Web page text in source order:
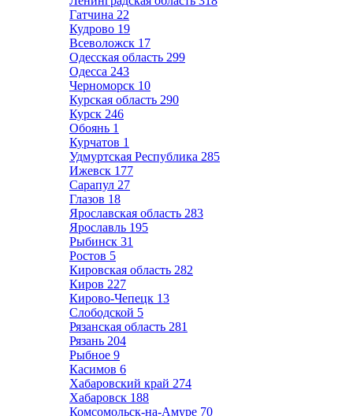
Гатчина 22
Кудрово 19
Всеволожск 17
Одесская область 299
Одесса 243
Черноморск 10
Курская область 290
Курск 246
Обоянь 1
Курчатов 1
Удмуртская Республика 285
Ижевск 177
Сарапул 27
Глазов 18
Ярославская область 283
Ярославль 195
Рыбинск 31
Ростов 5
Кировская область 282
Киров 227
Кирово-Чепецк 13
Слободской 5
Рязанская область 281
Рязань 204
Рыбное 9
Касимов 6
Хабаровский край 274
Хабаровск 188
Комсомольск-на-Амуре 70